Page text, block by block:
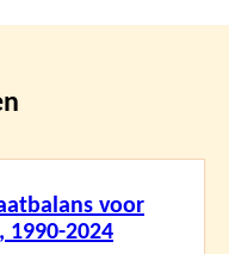
voor
1990-2024